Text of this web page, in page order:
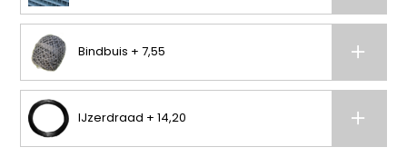
Bindbuis + 7,55
IJzerdraad + 14,20